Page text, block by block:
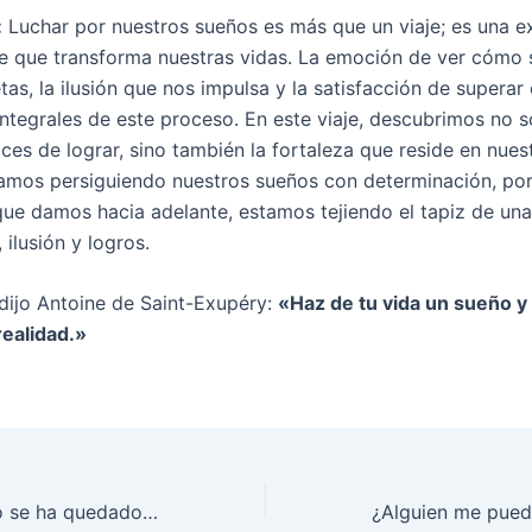
Luchar por nuestros sueños es más que un viaje; es una
que transforma nuestras vidas. La emoción de ver cómo
la ilusión que nos impulsa y la satisfacción de superar
de este proceso. En este viaje, descubrimos no
de lograr, sino también la fortaleza que reside en
persiguiendo nuestros sueños con determinación,
damos hacia adelante, estamos tejiendo el tapiz de
ilusión y logros.
Antoine de Saint-Exupéry: «Haz de tu vida un sueño
Mi reloj biológico se ha quedado sin pilas…